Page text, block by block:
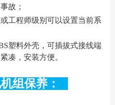
故；
工程师级别可以设置当前系
塑料外壳，可插拔式接线端
凑，安装方便。
组保养：